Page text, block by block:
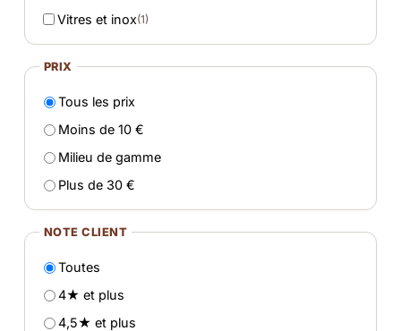
Vitres et inox(1)
PRIX
Tous les prix
Moins de 10 €
Milieu de gamme
Plus de 30 €
NOTE CLIENT
Toutes
4★ et plus
4,5★ et plus